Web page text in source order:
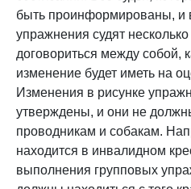
быть проинформированы, и
упражнения судят
договориться между собой,
изменение будет иметь на
Изменения в рисунке
утверждены, и они не
проводникам и собакам.
находится в инвалидном
выполнения групповых